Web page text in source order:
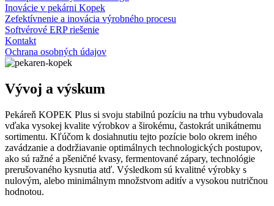
Inovácie v pekárni Kopek
Zefektívnenie a inovácia výrobného procesu
Softvérové ERP riešenie
Kontakt
Ochrana osobných údajov
Vývoj a výskum
Pekáreň KOPEK Plus si svoju stabilnú pozíciu na trhu vybudovala
vďaka vysokej kvalite výrobkov a širokému, častokrát unikátnemu
sortimentu. Kľúčom k dosiahnutiu tejto pozície bolo okrem iného
zavádzanie a dodržiavanie optimálnych technologických postupov,
ako sú ražné a pšeničné kvasy, fermentované zápary, technológie
prerušovaného kysnutia atď. Výsledkom sú kvalitné výrobky s
nulovým, alebo minimálnym množstvom aditív a vysokou nutričnou
hodnotou.